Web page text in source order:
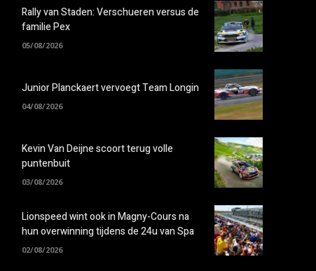
Rally van Staden: Verschueren versus de
familie Pex
05/08/2026
Junior Planckaert vervoegt Team Longin
04/08/2026
Kevin Van Deijne scoort terug volle
puntenbuit
03/08/2026
Lionspeed wint ook in Magny-Cours na
hun overwinning tijdens de 24u van Spa
02/08/2026